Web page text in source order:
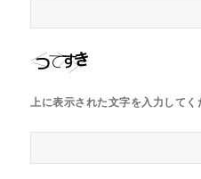
上に表示された文字を入力してく